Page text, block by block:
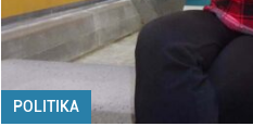
POLITIKA